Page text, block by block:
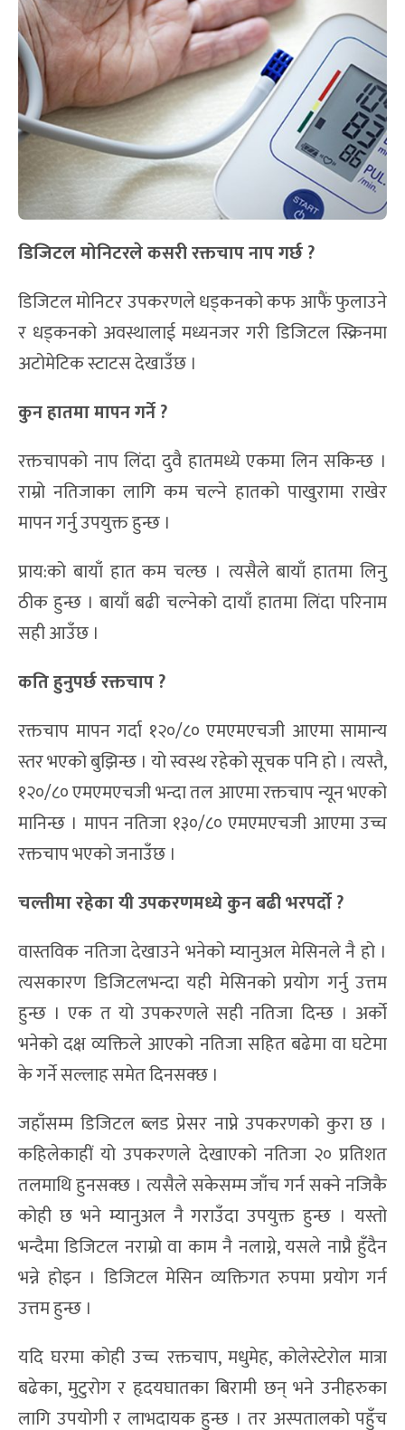
डिजिटल मोनिटरले कसरी रक्तचाप नाप गर्छ ?
डिजिटल मोनिटर उपकरणले धड्कनको कफ आफैं फुलाउने
र धड्कनको अवस्थालाई मध्यनजर गरी डिजिटल स्क्रिनमा
अटोमेटिक स्टाटस देखाउँछ ।
कुन हातमा मापन गर्ने ?
रक्तचापको नाप लिंदा दुवै हातमध्ये एकमा लिन सकिन्छ ।
राम्रो नतिजाका लागि कम चल्ने हातको पाखुरामा राखेर
मापन गर्नु उपयुक्त हुन्छ ।
प्राय:को बायाँ हात कम चल्छ । त्यसैले बायाँ हातमा लिनु
ठीक हुन्छ । बायाँ बढी चल्नेको दायाँ हातमा लिंदा परिनाम
सही आउँछ ।
कति हुनुपर्छ रक्तचाप ?
रक्तचाप मापन गर्दा १२०/८० एमएमएचजी आएमा सामान्य
स्तर भएको बुझिन्छ । यो स्वस्थ रहेको सूचक पनि हो । त्यस्तै,
१२०/८० एमएमएचजी भन्दा तल आएमा रक्तचाप न्यून भएको
मानिन्छ । मापन नतिजा १३०/८० एमएमएचजी आएमा उच्च
रक्तचाप भएको जनाउँछ ।
चल्तीमा रहेका यी उपकरणमध्ये कुन बढी भरपर्दो ?
वास्तविक नतिजा देखाउने भनेको म्यानुअल मेसिनले नै हो ।
त्यसकारण डिजिटलभन्दा यही मेसिनको प्रयोग गर्नु उत्तम
हुन्छ । एक त यो उपकरणले सही नतिजा दिन्छ । अर्को
भनेको दक्ष व्यक्तिले आएको नतिजा सहित बढेमा वा घटेमा
के गर्ने सल्लाह समेत दिनसक्छ ।
जहाँसम्म डिजिटल ब्लड प्रेसर नाप्ने उपकरणको कुरा छ ।
कहिलेकाहीं यो उपकरणले देखाएको नतिजा २० प्रतिशत
तलमाथि हुनसक्छ । त्यसैले सकेसम्म जाँच गर्न सक्ने नजिकै
कोही छ भने म्यानुअल नै गराउँदा उपयुक्त हुन्छ । यस्तो
भन्दैमा डिजिटल नराम्रो वा काम नै नलाग्ने, यसले नाप्नै हुँदैन
भन्ने होइन । डिजिटल मेसिन व्यक्तिगत रुपमा प्रयोग गर्न
उत्तम हुन्छ ।
यदि घरमा कोही उच्च रक्तचाप, मधुमेह, कोलेस्टेरोल मात्रा
बढेका, मुटुरोग र हृदयघातका बिरामी छन् भने उनीहरुका
लागि उपयोगी र लाभदायक हुन्छ । तर अस्पतालको पहुँच